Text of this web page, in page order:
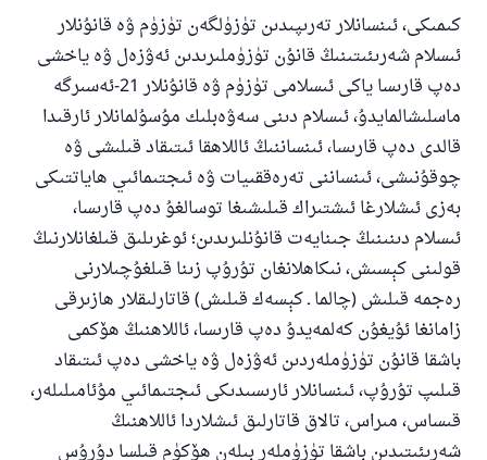
كىمىكى، ئىنسانلار تەرىپىدىن تۈزۈلگەن تۈزۈم ۋە قانۇنلار
ئىسلام شەرىئىتىنىڭ قانۇن تۈزۈملىرىدىن ئەۋزەل ۋە ياخشى
دەپ قارىسا ياكى ئىسلامى تۈزۈم ۋە قانۇنلار 21-ئەسىرگە
ماسلىشالمايدۇ، ئىسلام دىنى سەۋەبلىك مۇسۇلمانلار ئارقىدا
قالدى دەپ قارىسا، ئىنساننىڭ ئاللاھقا ئىتىقاد قىلىشى ۋە
چوقۇنىشى، ئىنساننى تەرەققىيات ۋە ئىجتىمائىي ھاياتتىكى
بەزى ئىشلارغا ئىشتىراك قىلىشىغا توسالغۇ دەپ قارىسا،
ئىسلام دىنىنىڭ جىنايەت قانۇنلىرىدىن؛ ئوغرىلىق قىلغانلارنىڭ
قولىنى كېسىش، نىكاھلانغان تۇرۇپ زىنا قىلغۇچىلارنى
رەجمە قىلىش (چالما ـ كېسەك قىلىش) قاتارلىقلار ھازىرقى
زامانغا ئۇيغۇن كەلمەيدۇ دەپ قارىسا، ئاللاھنىڭ ھۆكمى
باشقا قانۇن تۈزۈملەردىن ئەۋزەل ۋە ياخشى دەپ ئىتىقاد
قىلىپ تۇرۇپ، ئىنسانلار ئارىسىدىكى ئىجتىمائىي مۇئامىلىلەر،
قىساس، مىراس، تالاق قاتارلىق ئىشلاردا ئاللاھنىڭ
شەرىئىتىدىن باشقا تۈزۈملەر بىلەن ھۆكۈم قىلسا دۇرۇس